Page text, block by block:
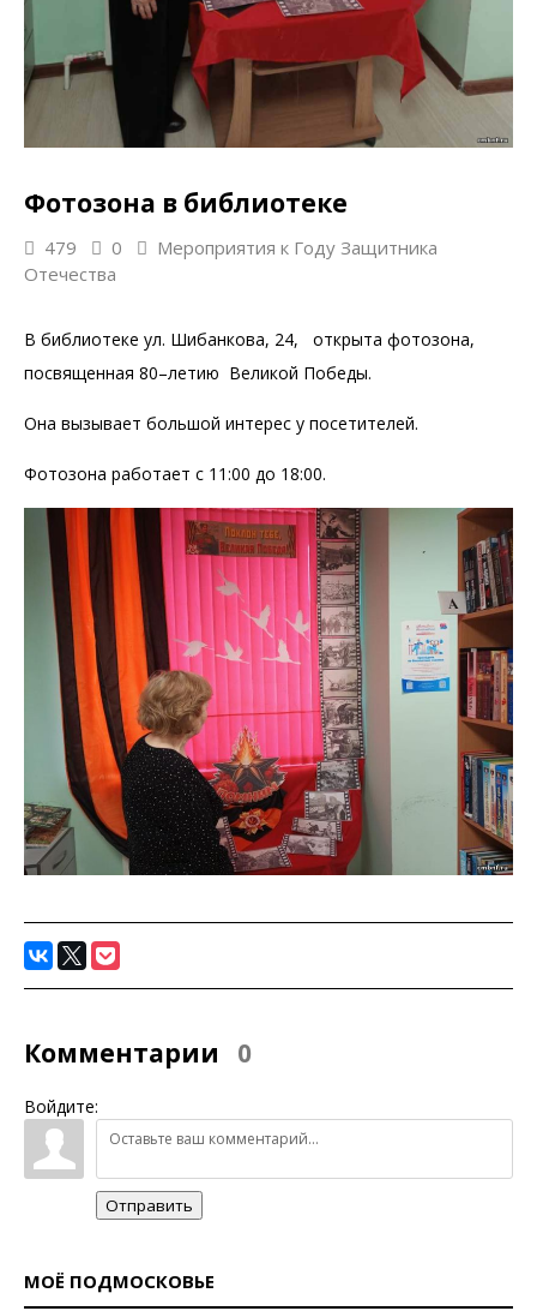
Фотозона в библиотеке
479 0
Мероприятия к Году Защитника
Отечества
В библиотеке ул. Шибанкова, 24, открыта фотозона,
посвященная 80–летию Великой Победы.
Она вызывает большой интерес у посетителей.
Фотозона работает с 11:00 до 18:00.
Комментарии 0
Войдите:
Отправить
МОЁ ПОДМОСКОВЬЕ